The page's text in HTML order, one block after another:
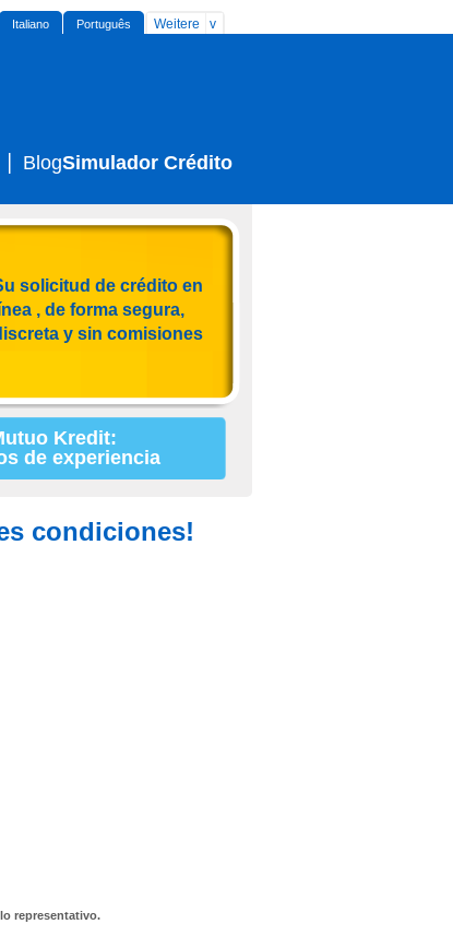
Italiano Português Weitere
BlogSimulador Crédito
solicitud de crédito en
, de forma segura,
y sin comisiones
Kredit:
de experiencia
condiciones!
representativo.